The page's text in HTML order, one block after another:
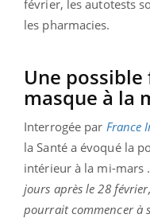
février, les autotests
les pharmacies.
Une
masque à la
Interrogée par France
la Santé a évoqué la
intérieur à la mi-mars .
jours après le 28
pourrait commencer à